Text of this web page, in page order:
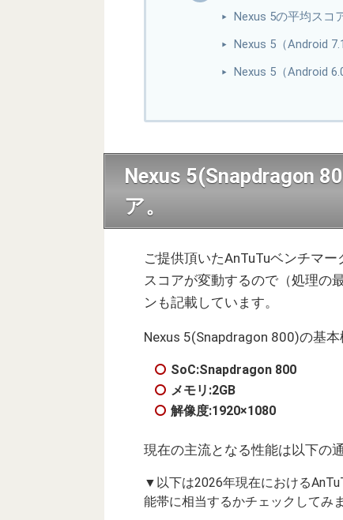
Nexus 5の平均スコ
Nexus 5（Android
Nexus 5（Android
Nexus 5(Snapdragon
ア。
ご提供頂いたAnTuTuベンチマ
スコアが変動するので（処理の
ンも記載しています。
Nexus 5(Snapdragon 800)の基本
SoC:Snapdragon 800
メモリ:2GB
解像度:1920×1080
現在の主流となる性能は以下の
▼以下は2026年現在における
能帯に相当するかチェックしてみ